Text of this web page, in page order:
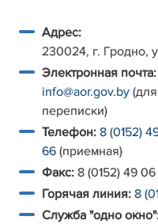
Адрес:
230024, г. Гродно,
Электронная почта:
info@aor.gov.by
переписки)
Телефон: 8 (0152)
66 (приемная)
Факс: 8 (0152) 49
Горячая линия: 8
Служба "одно